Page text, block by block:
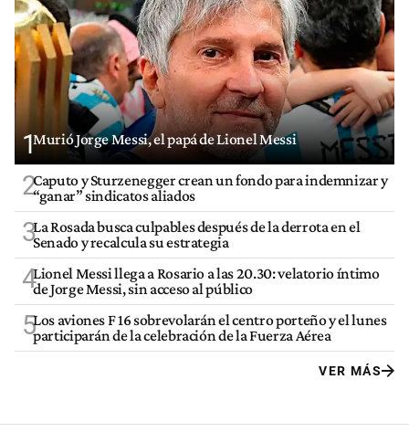
1Murió Jorge Messi, el papá de Lionel Messi
2Caputo y Sturzenegger crean un fondo para indemnizar y
“ganar” sindicatos aliados
3La Rosada busca culpables después de la derrota en el
Senado y recalcula su estrategia
4Lionel Messi llega a Rosario a las 20.30: velatorio íntimo
de Jorge Messi, sin acceso al público
5Los aviones F 16 sobrevolarán el centro porteño y el lunes
participarán de la celebración de la Fuerza Aérea
VER MÁS